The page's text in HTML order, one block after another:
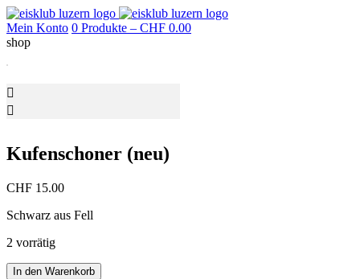
Mein Konto 0 Produkte – CHF 0.00
shop
Kufenschoner (neu)
CHF 15.00
Schwarz aus Fell
2 vorrätig
Kufenschoner
In den Warenkorb